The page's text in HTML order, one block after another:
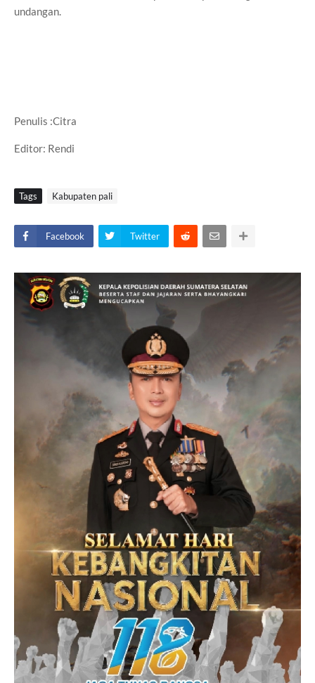
undangan.
Penulis :Citra
Editor: Rendi
Tags Kabupaten pali
Facebook Twitter